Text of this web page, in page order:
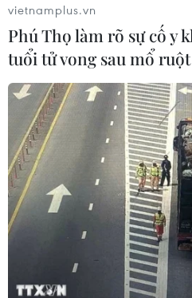
vietnamplus.vn
Phú Thọ làm rõ sự cố y
tuổi tử vong sau mổ